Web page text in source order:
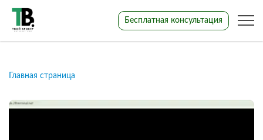
Бесплатная консультация
Главная страница